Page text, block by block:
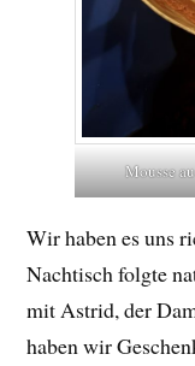
Mousse
Wir haben es uns
Nachtisch folgte
mit Astrid, der
haben wir